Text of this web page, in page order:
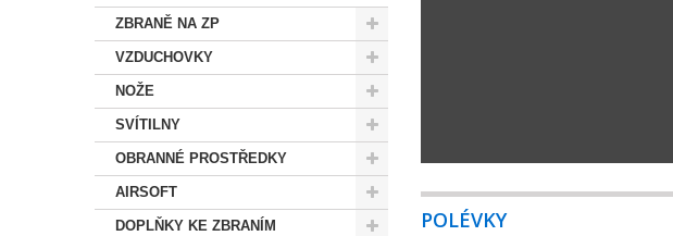
ZBRANĚ NA ZP
VZDUCHOVKY
NOŽE
SVÍTILNY
OBRANNÉ PROSTŘEDKY
AIRSOFT
DOPLŇKY KE ZBRANÍM POLÉVKY